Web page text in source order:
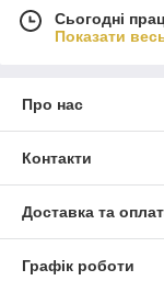
Сьогодні
Показати
Про нас
Контакти
Доставка та
Графік роботи